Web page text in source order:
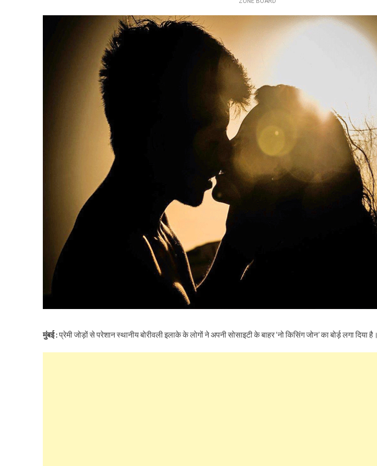
मुंबई :प्रेमी जोड़ों से परेशान स्थानीय बोरीवली इलाके के लोगों ने अपनी सोसाइटी के बाहर ‘नो किसिंग जोन’ का बोर्ड़ लगा दिया है।